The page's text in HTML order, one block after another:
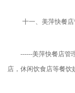
十一、美萍快餐
------美萍快餐店管
店，休闲饮食店等餐饮